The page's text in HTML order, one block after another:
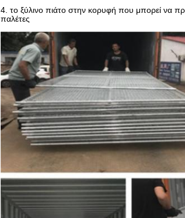
4. το ξύλινο πιάτο στην κορυφή που μπορεί να
παλέτες